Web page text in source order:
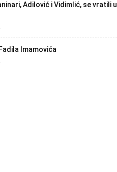
Adilović i Vidimlić, se vratili u
Imamovića